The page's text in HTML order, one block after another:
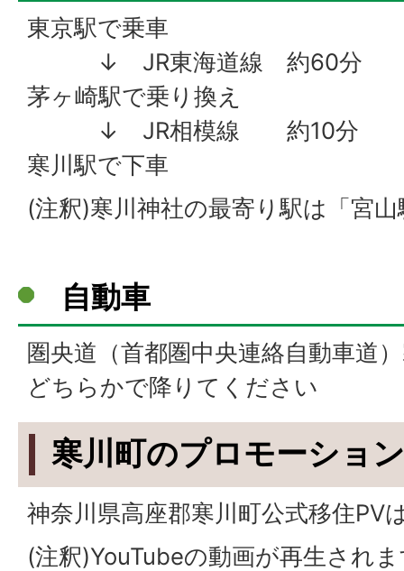
東京駅で乗車
↓ JR東海道線 約60分
茅ヶ崎駅で乗り換え
↓ JR相模線 約10分
寒川駅で下車
(注釈)寒川神社の最寄り駅は「宮
自動車
圏央道（首都圏中央連絡自動車道
どちらかで降りてください
寒川町のプロモーショ
神奈川県高座郡寒川町公式移住PV
(注釈)YouTubeの動画が再生され